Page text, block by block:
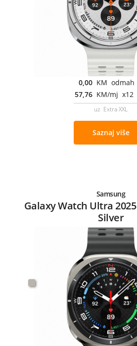
0,00 KM odmah
57,76 KM/mj x12
uz Extra XXL
Saznaj više
Samsung
Galaxy Watch Ultra
Silver